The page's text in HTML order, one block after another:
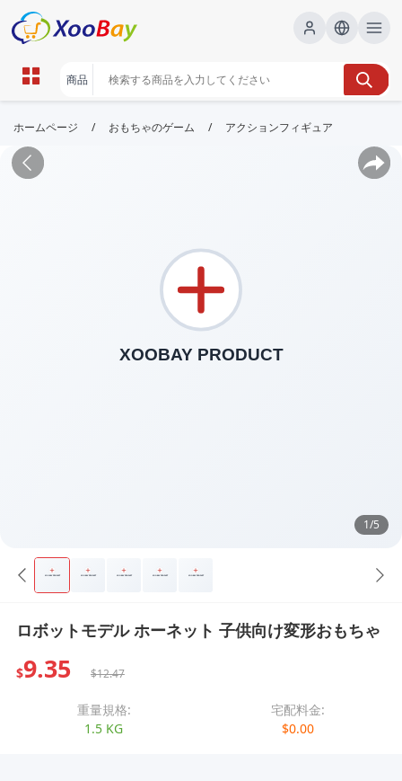
ホームページ / おもちゃのゲーム / アクションフィギュア
1/5
ロボットモデル ホーネット 子供向け変形おもちゃ
$9.35 $12.47
重量規格:
1.5 KG
宅配料金:
$0.00